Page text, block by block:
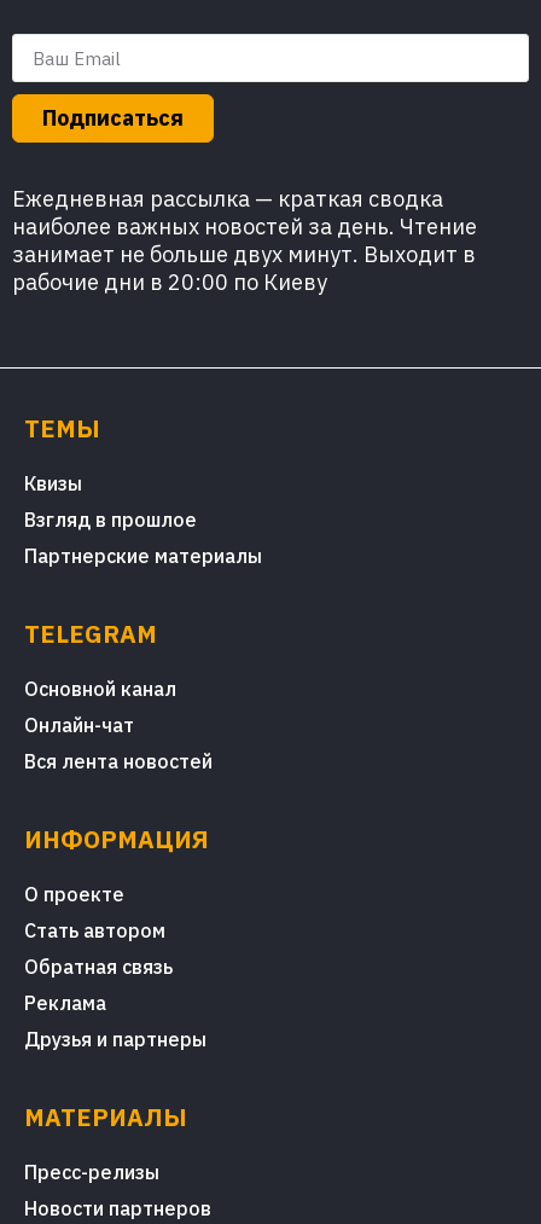
Подписаться
Ежедневная рассылка — краткая сводка
наиболее важных новостей за день. Чтение
занимает не больше двух минут. Выходит в
рабочие дни в 20:00 по Киеву
ТЕМЫ
Квизы
Взгляд в прошлое
Партнерские материалы
TELEGRAM
Основной канал
Онлайн-чат
Вся лента новостей
ИНФОРМАЦИЯ
О проекте
Стать автором
Обратная связь
Реклама
Друзья и партнеры
МАТЕРИАЛЫ
Пресс-релизы
Новости партнеров